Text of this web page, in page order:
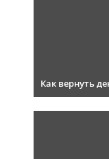
Как вернуть